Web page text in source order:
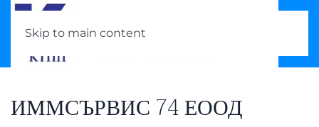
Skip to main content
ИММСЪРВИС 74 ЕООД